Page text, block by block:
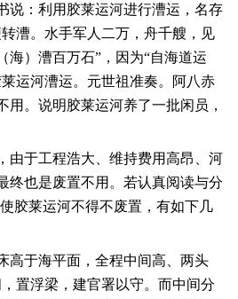
说：利用胶莱运河进行漕运，名存
漕。水手军人二万，舟千艘，见
海）漕百万石”，因为“自海道运
运河漕运。元世祖准奏。阿八赤
用。说明胶莱运河养了一批闲员，
由于工程浩大、维持费用高昂、河
终也是废置不用。若认真阅读与分
胶莱运河不得不废置，有如下几
高于海平面，全程中间高、两头
置浮梁，建官署以守。而中间分